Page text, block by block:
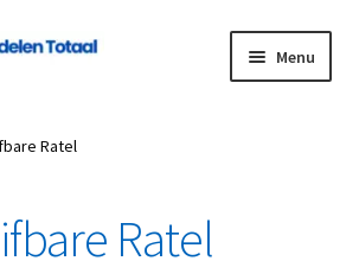
Menu
Ratel
Ratel